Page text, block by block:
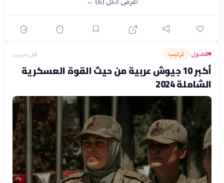
فضول› ترتيب قبل شهرين
أكبر 10 جيوش عربية من حيث القوة العسكرية
الشاملة 2024